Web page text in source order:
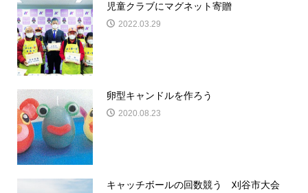
児童クラブにマグネット寄贈
2022.03.29
卵型キャンドルを作ろう
2020.08.23
キャッチボールの回数競う 刈谷市大会